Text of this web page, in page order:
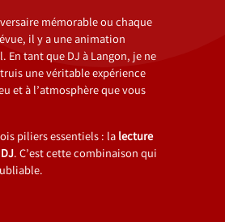
mémorable ou chaque
il y a une animation
En tant que DJ à Langon, je ne
une véritable expérience
et à l’atmosphère que vous
piliers essentiels : lalecture
. C’est cette combinaison qui